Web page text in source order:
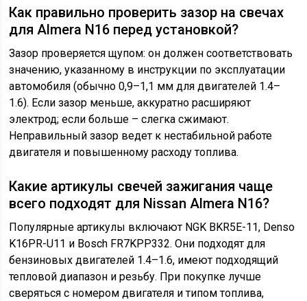
Как правильно проверить зазор на свечах
для Almera N16 перед установкой?
Зазор проверяется щупом: он должен соответствовать
значению, указанному в инструкции по эксплуатации
автомобиля (обычно 0,9–1,1 мм для двигателей 1.4–
1.6). Если зазор меньше, аккуратно расширяют
электрод; если больше – слегка сжимают.
Неправильный зазор ведет к нестабильной работе
двигателя и повышенному расходу топлива.
Какие артикулы свечей зажигания чаще
всего подходят для Nissan Almera N16?
Популярные артикулы включают NGK BKR5E-11, Denso
K16PR-U11 и Bosch FR7KPP332. Они подходят для
бензиновых двигателей 1.4–1.6, имеют подходящий
тепловой диапазон и резьбу. При покупке лучше
сверяться с номером двигателя и типом топлива,